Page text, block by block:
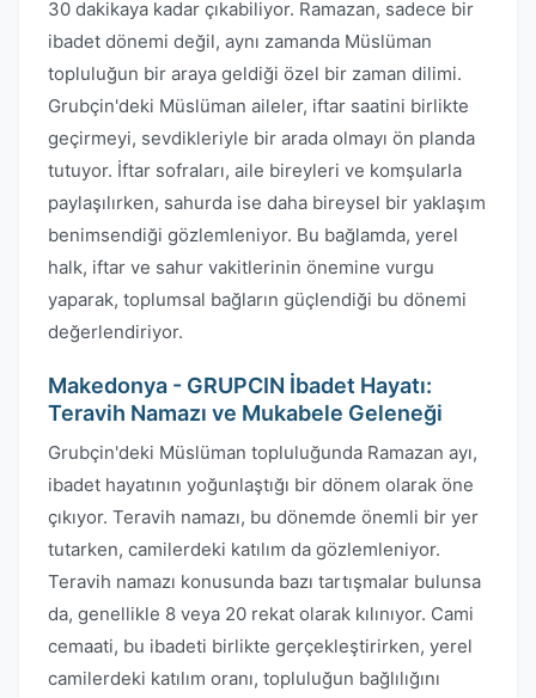
30 dakikaya kadar çıkabiliyor. Ramazan, sadece bir
ibadet dönemi değil, aynı zamanda Müslüman
topluluğun bir araya geldiği özel bir zaman dilimi.
Grubçin'deki Müslüman aileler, iftar saatini birlikte
geçirmeyi, sevdikleriyle bir arada olmayı ön planda
tutuyor. İftar sofraları, aile bireyleri ve komşularla
paylaşılırken, sahurda ise daha bireysel bir yaklaşım
benimsendiği gözlemleniyor. Bu bağlamda, yerel
halk, iftar ve sahur vakitlerinin önemine vurgu
yaparak, toplumsal bağların güçlendiği bu dönemi
değerlendiriyor.
Makedonya - GRUPCIN İbadet Hayatı:
Teravih Namazı ve Mukabele Geleneği
Grubçin'deki Müslüman topluluğunda Ramazan ayı,
ibadet hayatının yoğunlaştığı bir dönem olarak öne
çıkıyor. Teravih namazı, bu dönemde önemli bir yer
tutarken, camilerdeki katılım da gözlemleniyor.
Teravih namazı konusunda bazı tartışmalar bulunsa
da, genellikle 8 veya 20 rekat olarak kılınıyor. Cami
cemaati, bu ibadeti birlikte gerçekleştirirken, yerel
camilerdeki katılım oranı, topluluğun bağlılığını